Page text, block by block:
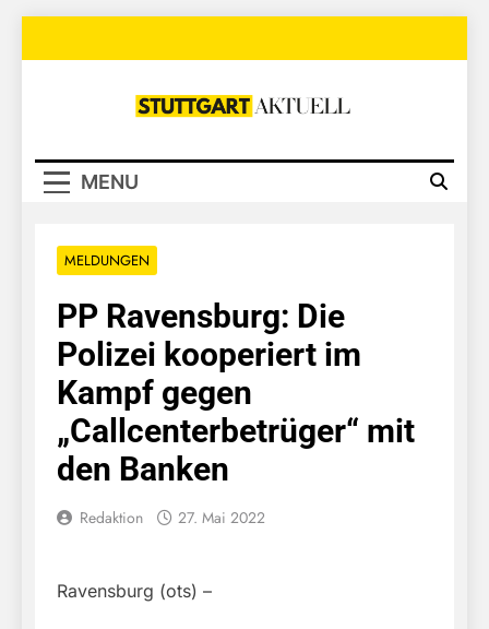
Stuttgart
MENU
MELDUNGEN
PP Ravensburg: Die
Polizei kooperiert im
Kampf gegen
„Callcenterbetrüger“ mit
den Banken
Redaktion 27. Mai 2022
Ravensburg (ots) –